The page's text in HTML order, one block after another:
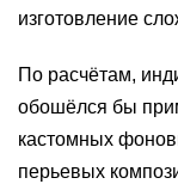
изготовление
По расчётам,
обошёлся бы
кастомных
перьевых